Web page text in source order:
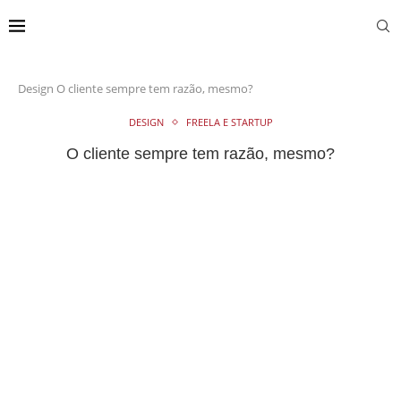
Design O cliente sempre tem razão, mesmo?
DESIGN FREELA E STARTUP
O cliente sempre tem razão, mesmo?